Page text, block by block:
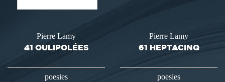
Pierre Lamy
41 OULIPOLÉES
poesies
Pierre Lamy
61 HEPTACINQ
poesies